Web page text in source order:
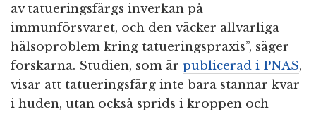
av tatueringsfärgs inverkan på
immunförsvaret, och den väcker allvarliga
hälsoproblem kring tatueringspraxis”, säger
forskarna. Studien, som är publicerad i PNAS,
visar att tatueringsfärg inte bara stannar kvar
i huden, utan också sprids i kroppen och